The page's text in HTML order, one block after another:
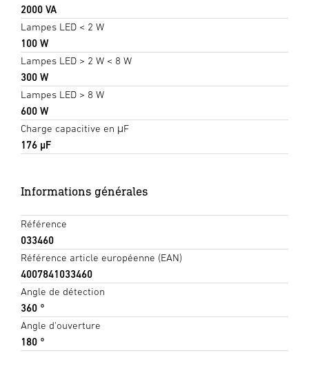
2000 VA
Lampes LED < 2 W
100 W
Lampes LED > 2 W < 8 W
300 W
Lampes LED > 8 W
600 W
Charge capacitive en μF
176 µF
Informations générales
Référence
033460
Référence article européenne (EAN)
4007841033460
Angle de détection
360 °
Angle d'ouverture
180 °